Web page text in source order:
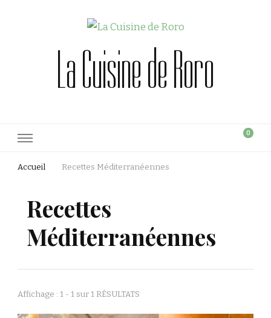
La Cuisine de Roro
0
Accueil Recettes Méditerranéennes
Recettes
Méditerranéennes
Affichage : 1 - 1 sur 1 RÉSULTATS